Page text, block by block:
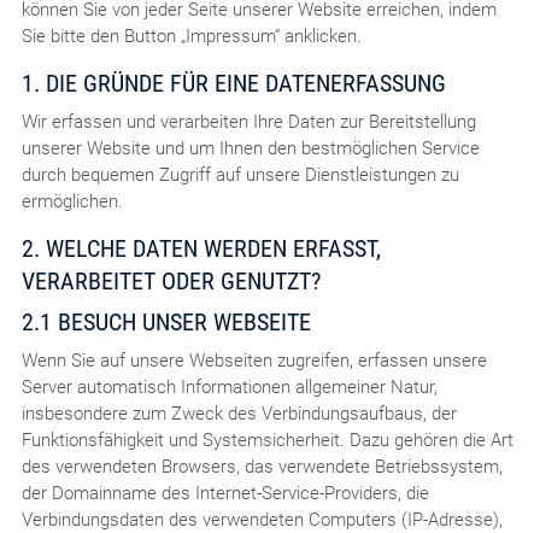
können Sie von jeder Seite unserer Website erreichen, indem
Sie bitte den Button „Impressum“ anklicken.
1. DIE GRÜNDE FÜR EINE DATENERFASSUNG
Wir erfassen und verarbeiten Ihre Daten zur Bereitstellung
unserer Website und um Ihnen den bestmöglichen Service
durch bequemen Zugriff auf unsere Dienstleistungen zu
ermöglichen.
2. WELCHE DATEN WERDEN ERFASST,
VERARBEITET ODER GENUTZT?
2.1 BESUCH UNSER WEBSEITE
Wenn Sie auf unsere Webseiten zugreifen, erfassen unsere
Server automatisch Informationen allgemeiner Natur,
insbesondere zum Zweck des Verbindungsaufbaus, der
Funktionsfähigkeit und Systemsicherheit. Dazu gehören die Art
des verwendeten Browsers, das verwendete Betriebssystem,
der Domainname des Internet-Service-Providers, die
Verbindungsdaten des verwendeten Computers (IP-Adresse),